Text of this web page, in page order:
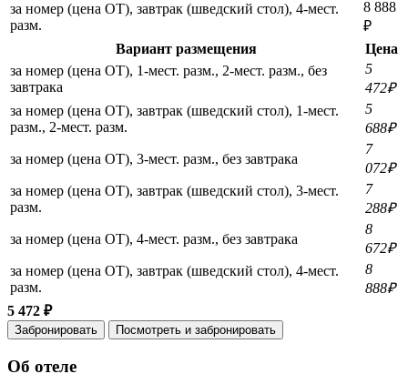
за номер (цена ОТ), завтрак (шведский стол), 4-мест.
разм.
8 888
₽
Вариант размещения
Цена
за номер (цена ОТ), 1-мест. разм., 2-мест. разм., без
завтрака
5
472₽
за номер (цена ОТ), завтрак (шведский стол), 1-мест.
разм., 2-мест. разм.
5
688₽
за номер (цена ОТ), 3-мест. разм., без завтрака
7
072₽
за номер (цена ОТ), завтрак (шведский стол), 3-мест.
разм.
7
288₽
за номер (цена ОТ), 4-мест. разм., без завтрака
8
672₽
за номер (цена ОТ), завтрак (шведский стол), 4-мест.
разм.
8
888₽
5 472 ₽
Забронировать Посмотреть и забронировать
Об отеле